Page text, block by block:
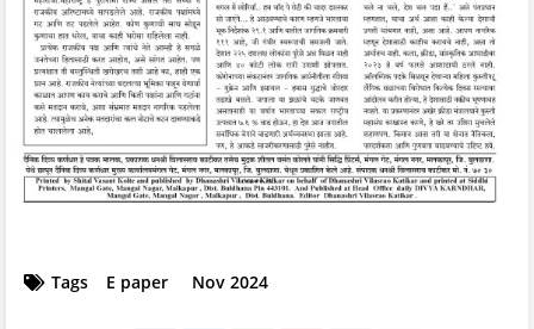
Tags E paper Nov 2024